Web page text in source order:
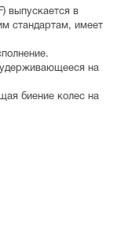
выпускается в
стандартам, имеет
на
биение колес на